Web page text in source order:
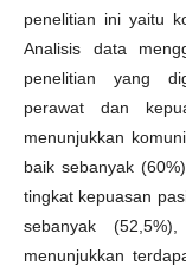
penelitian ini yaitu
Analisis data
penelitian yang
perawat dan
menunjukkan
baik sebanyak
tingkat kepuasan
sebanyak
menunjukkan